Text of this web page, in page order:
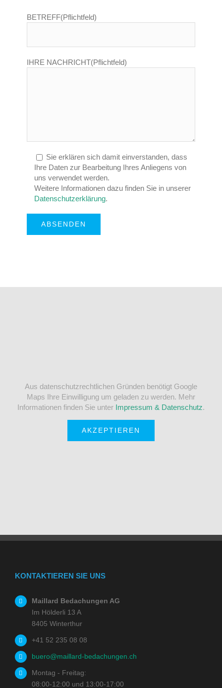
BETREFF(Pflichtfeld)
IHRE NACHRICHT(Pflichtfeld)
Sie erklären sich damit einverstanden, dass
Ihre Daten zur Bearbeitung Ihres Anliegens von
uns verwendet werden.
Weitere Informationen dazu finden Sie in unserer
Datenschutzerklärung.
Aus datenschutzrechtlichen Gründen benötigt Google
Maps Ihre Einwilligung um geladen zu werden. Mehr
Informationen finden Sie unter Impressum & Datenschutz.
AKZEPTIEREN
KONTAKTIEREN SIE UNS
Maillard Bedachungen AG
Im Hölderli 13 A
8405 Winterthur
+41 52 235 08 08
buero@maillard-bedachungen.ch
Montag - Freitag:
08:00-12:00 und 13:00-17:00